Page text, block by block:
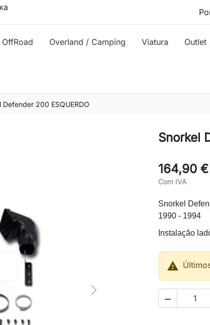
OffRoad Overland / Camping Viatura Outlet
Defender 200 ESQUERDO
Next
Snorkel
164,90 €
Com IVA
Snorkel
1990 - 1994
Instalação

